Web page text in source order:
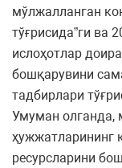
мўлжалланган
тўғрисида”ги ва
ислоҳотлар
бошқарувини
тадбирлари
Умуман олганда,
ҳужжатларининг
ресурсларини